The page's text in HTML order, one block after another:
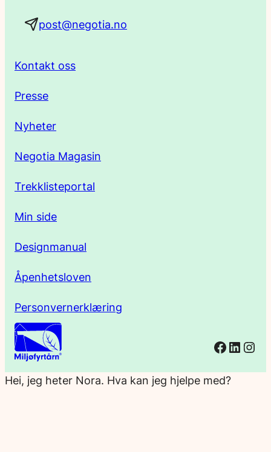
post@negotia.no
Kontakt oss
Presse
Nyheter
Negotia Magasin
Trekklisteportal
Min side
Designmanual
Åpenhetsloven
Personvernerklæring
Hei, jeg heter Nora. Hva kan jeg hjelpe med?